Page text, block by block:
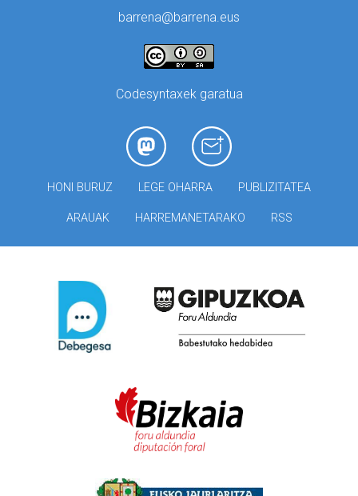
barrena@barrena.eus
Codesyntaxek garatua
HONI BURUZ LEGE OHARRA PUBLIZITATEA
ARAUAK HARREMANETARAKO RSS